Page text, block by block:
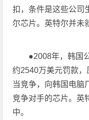
扣，条件是这些公司
尔芯片。英特尔并未
●2008年，韩国
约2540万美元罚款
当竞争，向韩国电脑
竞争对手的芯片。英
中。